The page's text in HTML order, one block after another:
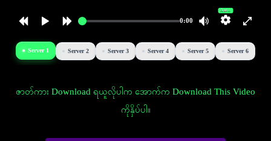
0:00
Auto
Server 1 Server 2 Server 3 Server 4 Server 5 Server 6
ဇာတ်ကား Download ရယူလိုပါက အောက်က Download This Video
ကိုနှိပ်ပါ။